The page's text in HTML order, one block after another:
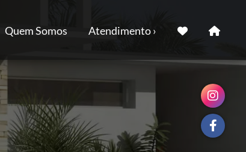
Quem Somos Atendimento ›